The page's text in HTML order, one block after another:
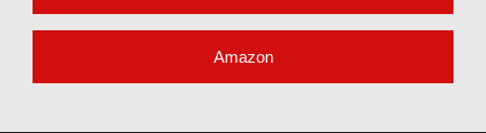
Amazon